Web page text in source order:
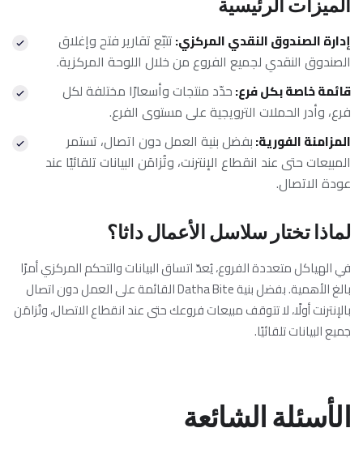
إدارة الصندوق النقدي المركزي:تتبّع تقارير فتح وإغلاق
الصندوق النقدي لجميع الفروع من خلال اللوحة المركزية.
قائمة خاصة بكل فرع:حدّد منتجات وأسعارًا مختلفة لكل
فرع، وأدر الحملات الترويجية على مستوى الفرع.
المزامنة الفورية:بفضل بنية العمل دون اتصال، تستمر
المبيعات حتى عند انقطاع الإنترنت، وتُزامَن البيانات تلقائيًا عند
عودة الاتصال.
لماذا تختار سلاسل الأعمال داثا؟
في الهياكل متعددة الفروع، يُعدّ اتساق البيانات والتحكم المركزي أمرًا
بالغ الأهمية. بفضل بنية Datha Bite القائمة على العمل دون اتصال
بالإنترنت أولًا، لا تتوقف مبيعات فروعك حتى عند انقطاع الاتصال، وتُزامَن
جميع البيانات تلقائيًا.
الأسئلة الشائعة